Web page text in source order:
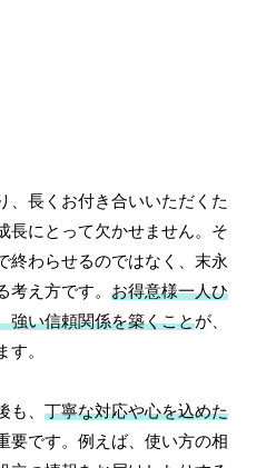
、長くお付き合いいただくた
長にとって欠かせません。そ
終わらせるのではなく、末永
考え方です。お得意様一人ひ
強い信頼関係を築くことが、
す。
も、丁寧な対応や心を込めた
要です。例えば、使い方の相